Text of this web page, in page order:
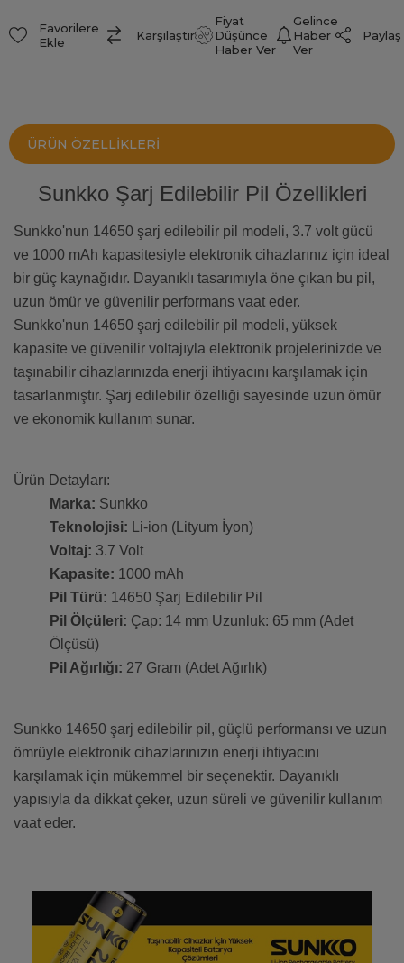
Favorilere
Ekle
Karşılaştır
Fiyat
Düşünce
Haber Ver
Gelince
Haber
Ver
Paylaş
ÜRÜN ÖZELLIKLERI
Sunkko Şarj Edilebilir Pil Özellikleri
Sunkko'nun 14650 şarj edilebilir pil modeli, 3.7 volt gücü
ve 1000 mAh kapasitesiyle elektronik cihazlarınız için ideal
bir güç kaynağıdır. Dayanıklı tasarımıyla öne çıkan bu pil,
uzun ömür ve güvenilir performans vaat eder.
Sunkko'nun 14650 şarj edilebilir pil modeli, yüksek
kapasite ve güvenilir voltajıyla elektronik projelerinizde ve
taşınabilir cihazlarınızda enerji ihtiyacını karşılamak için
tasarlanmıştır. Şarj edilebilir özelliği sayesinde uzun ömür
ve ekonomik kullanım sunar.
Ürün Detayları:
Marka: Sunkko
Teknolojisi: Li-ion (Lityum İyon)
Voltaj: 3.7 Volt
Kapasite: 1000 mAh
Pil Türü: 14650 Şarj Edilebilir Pil
Pil Ölçüleri: Çap: 14 mm Uzunluk: 65 mm (Adet
Ölçüsü)
Pil Ağırlığı: 27 Gram (Adet Ağırlık)
Sunkko 14650 şarj edilebilir pil, güçlü performansı ve uzun
ömrüyle elektronik cihazlarınızın enerji ihtiyacını
karşılamak için mükemmel bir seçenektir. Dayanıklı
yapısıyla da dikkat çeker, uzun süreli ve güvenilir kullanım
vaat eder.